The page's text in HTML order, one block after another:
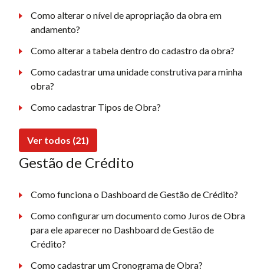
Como alterar o nível de apropriação da obra em
andamento?
Como alterar a tabela dentro do cadastro da obra?
Como cadastrar uma unidade construtiva para minha
obra?
Como cadastrar Tipos de Obra?
Ver todos (21)
Gestão de Crédito
Como funciona o Dashboard de Gestão de Crédito?
Como configurar um documento como Juros de Obra
para ele aparecer no Dashboard de Gestão de
Crédito?
Como cadastrar um Cronograma de Obra?